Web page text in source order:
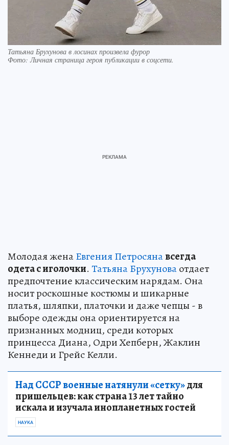
Татьяна Брухунова в лосинах произвела фурор
Фото:Личная страница героя публикации в соцсети.
Молодая женаЕвгения Петросянавсегда
одета с иголочки. Татьяна Брухуноваотдает
предпочтение классическим нарядам. Она
носит роскошные костюмы и шикарные
платья, шляпки, платочки и даже чепцы - в
выборе одежды она ориентируется на
признанных модниц, среди которых
принцесса Диана, Одри Хепберн, Жаклин
Кеннеди и Грейс Келли.
Над СССР военные натянули «сетку»для
пришельцев: как страна 13 лет тайно
искала и изучала инопланетных гостей
НАУКА